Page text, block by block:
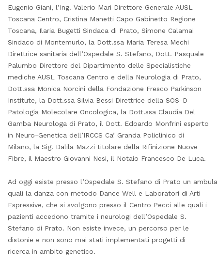
Eugenio Giani, l’Ing. Valerio Mari Direttore Generale AUSL
Toscana Centro, Cristina Manetti Capo Gabinetto Regione
Toscana, Ilaria Bugetti Sindaca di Prato, Simone Calamai
Sindaco di Montemurlo, la Dott.ssa Maria Teresa Mechi
Direttrice sanitaria dell’Ospedale S. Stefano, Dott. Pasquale
Palumbo Direttore del Dipartimento delle Specialistiche
mediche AUSL Toscana Centro e della Neurologia di Prato,
Dott.ssa Monica Norcini della Fondazione Fresco Parkinson
Institute, la Dott.ssa Silvia Bessi Direttrice della SOS-D
Patologia Molecolare Oncologica, la Dott.ssa Claudia Del
Gamba Neurologa di Prato, il Dott. Edoardo Monfrini esperto
in Neuro-Genetica dell’IRCCS Ca’ Granda Policlinico di
Milano, la Sig. Dalila Mazzi titolare della Rifinizione Nuove
Fibre, il Maestro Giovanni Nesi, il Notaio Francesco De Luca.
Ad oggi esiste presso l’Ospedale S. Stefano di Prato un
quali la danza con metodo Dance Well e Laboratori di Arti
Espressive, che si svolgono presso il Centro Pecci alle quali i
pazienti accedono tramite i neurologi dell’Ospedale S.
Stefano di Prato. Non esiste invece, un percorso per le
distonie e non sono mai stati implementati progetti di
ricerca in ambito genetico.